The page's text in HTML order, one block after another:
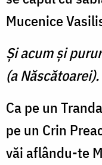
Mucenice
Şi acum şi
(a Născătoarei).
Ca pe un
pe un Crin
văi aflându-te